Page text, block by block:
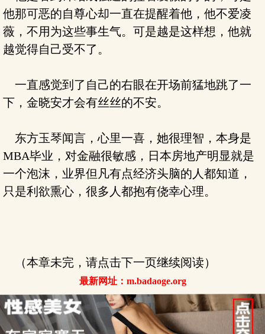
他那可恶的自尊心却一直在提醒着他，他不爱凌
薇，不用为这些事生气。可是越是这样想，他就
越觉得自己受不了。
一直感觉到了自己的右眼在开场前猛地跳了一
下，金晓安才会有丝丝的不安。
东方玉琴闻言，心里一喜，她很理智，本身是
MBA毕业，对金融很敏感，日本房地产明显就是
一个泡沫，业界但凡有点经济头脑的人都知道，
只是利欲熏心，很多人都抱有侥幸心理。
（本章未完，请点击下一页继续阅读）
最新网址：m.badaoge.org